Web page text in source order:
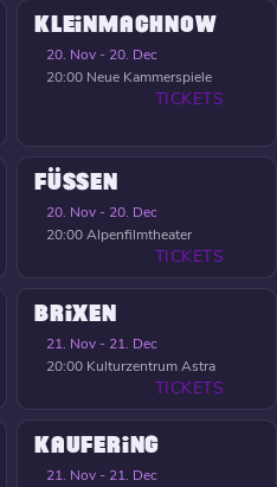
KLEINMACHNOW
20. Nov - 20. Dec
20:00 Neue Kammerspiele
TICKETS
FÜSSEN
20. Nov - 20. Dec
20:00Alpenfilmtheater
TICKETS
BRIXEN
21. Nov - 21. Dec
20:00 Kulturzentrum Astra
TICKETS
KAUFERING
21. Nov - 21. Dec